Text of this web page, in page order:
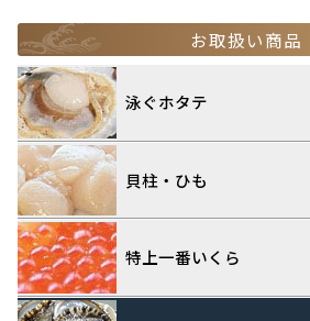
お取扱い商品
泳ぐホタテ
貝柱・ひも
特上一番いくら